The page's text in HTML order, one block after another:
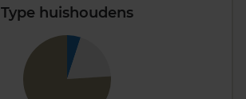
Type huishoudens